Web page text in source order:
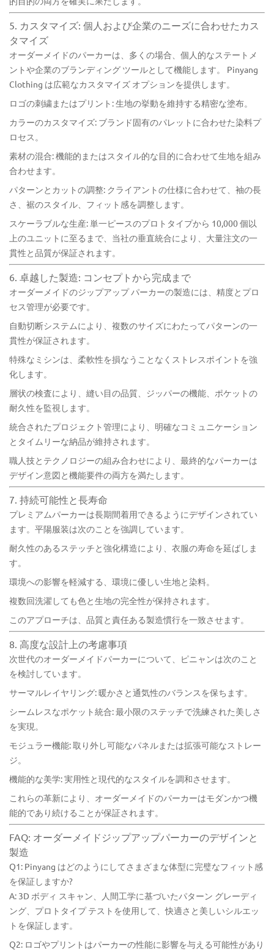
5. カスタマイズ: 個人および企業のニーズに合わせたカス
タマイズ
オーダーメイドのパーカーは、多くの場合、個人的なステートメ
ントや企業のブランディング ツールとして機能します。 Pinyang
Clothing は広範なカスタマイズ オプションを提供します。
ロゴの刺繍またはプリント: 生地の挙動を維持する精密な塗布。
カラーのカスタマイズ: ブランド固有のパレットに合わせた染料プ
ロセス。
素材の混合: 機能的またはスタイル的な目的に合わせて生地を組み
合わせます。
パターンとカットの調整: クライアントの仕様に合わせて、袖の長
さ、裾のスタイル、フィット感を調整します。
スケーラブルな生産: 単一ピースのプロトタイプから 10,000 個以
上のユニットに至るまで、当社の垂直統合により、大量注文の一
貫性と品質が保証されます。
6. 卓越した製造: コンセプトから完成まで
オーダーメイドのジップアップ パーカーの製造には、精度とプロ
セス管理が必要です。
自動切断システムにより、複数のサイズにわたってパターンの一
貫性が保証されます。
特殊なミシンは、柔軟性を損なうことなくストレスポイントを強
化します。
層状の検査により、縫い目の品質、ジッパーの機能、ポケットの
耐久性を監視します。
統合されたプロジェクト管理により、明確なコミュニケーション
とタイムリーな納品が維持されます。
職人技とテクノロジーの組み合わせにより、最終的なパーカーは
デザイン意図と機能要件の両方を満たします。
7. 持続可能性と長寿命
プレミアムパーカーは長期間着用できるようにデザインされてい
ます。平陽服装は次のことを強調しています。
耐久性のあるステッチと強化構造により、衣服の寿命を延ばしま
す。
環境への影響を軽減する、環境に優しい生地と染料。
複数回洗濯しても色と生地の完全性が保持されます。
このアプローチは、品質と責任ある製造慣行を一致させます。
8. 高度な設計上の考慮事項
次世代のオーダーメイドパーカーについて、ピニャンは次のこと
を検討しています。
サーマルレイヤリング: 暖かさと通気性のバランスを保ちます。
シームレスなポケット統合: 最小限のステッチで洗練された美しさ
を実現。
モジュラー機能: 取り外し可能なパネルまたは拡張可能なストレー
ジ。
機能的な美学: 実用性と現代的なスタイルを調和させます。
これらの革新により、オーダーメイドのパーカーはモダンかつ機
能的であり続けることが保証されます。
FAQ: オーダーメイドジップアップパーカーのデザインと
製造
Q1: Pinyang はどのようにしてさまざまな体型に完璧なフィット感
を保証しますか?
A: 3D ボディ スキャン、人間工学に基づいたパターン グレーディ
ング、プロトタイプ テストを使用して、快適さと美しいシルエッ
トを保証します。
Q2: ロゴやプリントはパーカーの性能に影響を与える可能性があり